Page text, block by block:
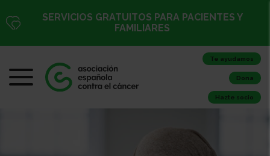
SERVICIOS GRATUITOS PARA PACIENTES Y
FAMILIARES
Te ayudamos
Dona
Hazte socio